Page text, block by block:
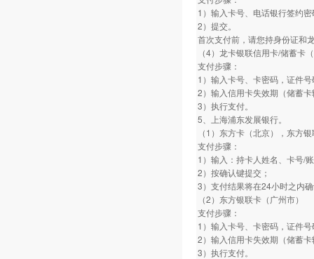
1）输入卡号、电话银行签约
2）提交。
首次支付前，请您持身份证和
（4）龙卡银联信用卡/储蓄卡
支付步骤：
1）输入卡号、卡密码，证件
2）输入信用卡失效期（储蓄
3）执行支付。
5、上海浦东发展银行。
（1）东方卡（北京），东方
支付步骤：
1）输入：持卡人姓名、卡号/
2）按确认键提交；
3）支付结果将在24小时之内
（2）东方银联卡（广州市）
支付步骤：
1）输入卡号、卡密码，证件
2）输入信用卡失效期（储蓄
3）执行支付。